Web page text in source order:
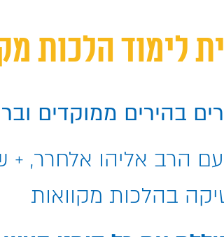
לימוד הלכות
הרב אליהו אלחרר, +
בהלכות מקוואות